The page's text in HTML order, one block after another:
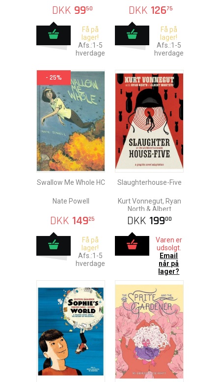
DKK 9950
Få på
lager!
Afs.:1-5
hverdage
DKK 12675
Få på
lager!
Afs.:1-5
hverdage
- 25%
Swallow Me Whole HC
Nate Powell
DKK 14925
Få på
lager!
Afs.:1-5
hverdage
Slaughterhouse-Five
Kurt Vonnegut, Ryan
North & Albert
Monteys
DKK 19900
Varen er
udsolgt.
Email
når på
lager?